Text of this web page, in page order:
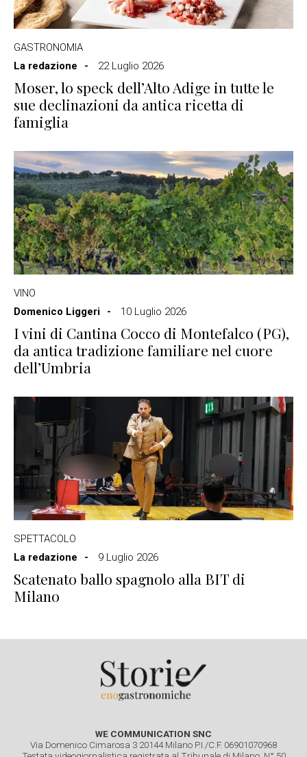
GASTRONOMIA
La redazione
22 Luglio 2026
Moser, lo speck dell’Alto Adige in tutte le
sue declinazioni da antica ricetta di
famiglia
VINO
Domenico Liggeri
10 Luglio 2026
I vini di Cantina Cocco di Montefalco (PG),
da antica tradizione familiare nel cuore
dell’Umbria
SPETTACOLO
La redazione
9 Luglio 2026
Scatenato ballo spagnolo alla BIT di
Milano
WE COMMUNICATION SNC
Via Domenico Cimarosa 3 20144 Milano P.I./C.F. 06901070968